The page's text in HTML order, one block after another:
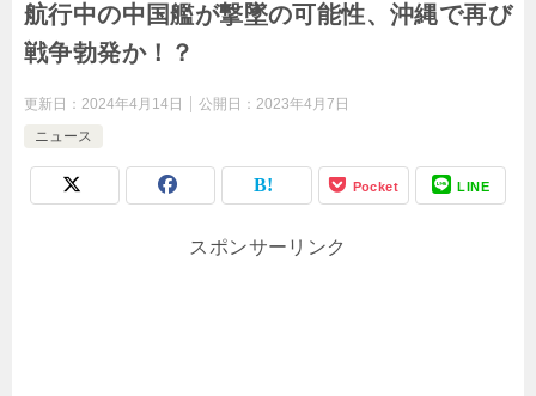
航行中の中国艦が撃墜の可能性、沖縄で再び
戦争勃発か！？
更新日： 2024年4月14日 公開日： 2023年4月7日
ニュース
Pocket LINE
スポンサーリンク